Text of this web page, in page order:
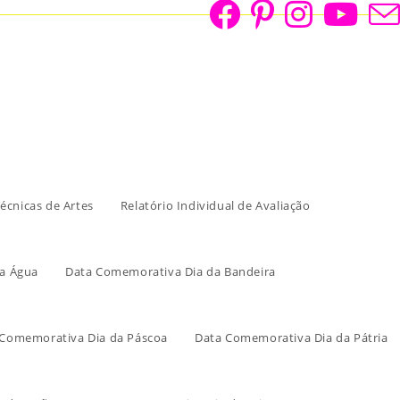
de Artes Relatório Individual de Avaliação
Água Data Comemorativa Dia da Bandeira
Dia da Páscoa Data Comemorativa Dia da Pátria